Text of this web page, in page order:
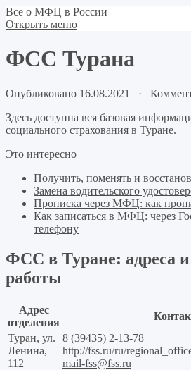
Все о МФЦ в России
Открыть меню
ФСС Турана
Опубликовано 16.08.2021 ·
Здесь доступна вся базовая
социального страхования в Туране.
Это интересно
Получить, поменять и
Замена водительского
Прописка через МФЦ: как
Как записаться в МФЦ: через
телефону
ФСС в Туране: адреса
работы
Адрес
отделения
Туран, ул.
Ленина,
112
8 (39435) 2-13-78
http://fss.ru/ru/
mail-fss@fss.ru